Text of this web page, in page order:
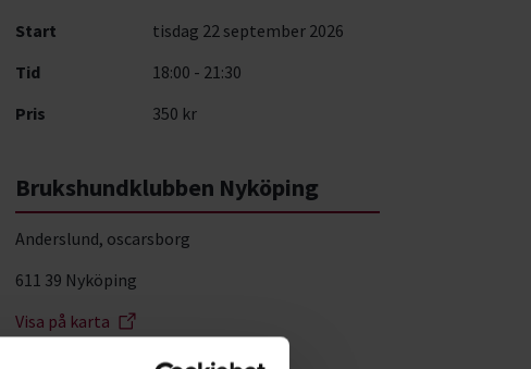
Start
tisdag 22 september 2026
Tid
18:00 - 21:30
Pris
350 kr
Brukshundklubben Nyköping
Anderslund, oscarsborg
611 39 Nyköping
Visa på karta